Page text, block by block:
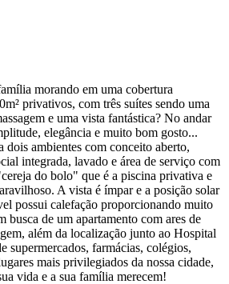
morando em uma cobertura
privativos, com três suítes sendo uma
e uma vista fantástica? No andar
elegância e muito bom gosto...
dois ambientes com conceito aberto,
integrada, lavado e área de serviço com
do bolo" que é a piscina privativa e
A vista é ímpar e a posição solar
possui calefação proporcionando muito
busca de um apartamento com ares de
além da localização junto ao Hospital
supermercados, farmácias, colégios,
mais privilegiados da nossa cidade,
vida e a sua família merecem!